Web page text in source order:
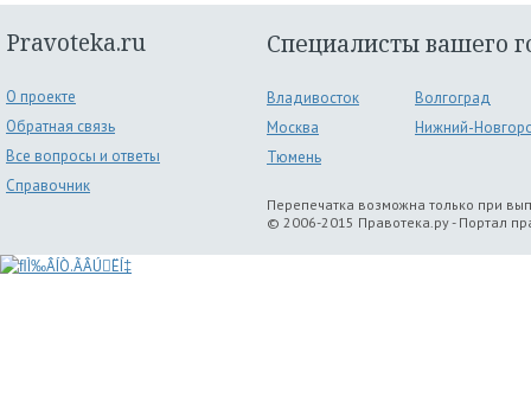
Pravoteka.ru
О проекте
Обратная связь
Все вопросы и ответы
Справочник
Специалисты вашего
Владивосток
Волгоград
Москва
Нижний-
Тюмень
Перепечатка возможна только при
© 2006-2015 Правотека.ру - Портал